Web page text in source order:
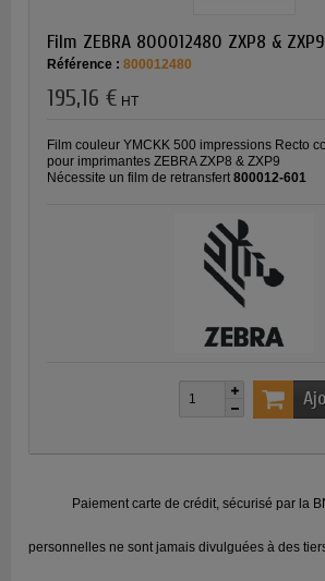
Film ZEBRA 800012480 ZXP8 & ZXP9
Référence : 800012480
195,16 € HT
Film couleur YMCKK 500 impressions Recto
pour imprimantes ZEBRA ZXP8 & ZXP9
Nécessite un film de retransfert800012-601
Paiement carte de crédit, sécurisé par la
personnelles ne sont jamais divulguées à des